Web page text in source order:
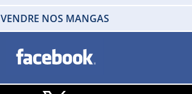
VENDRE NOS MANGAS